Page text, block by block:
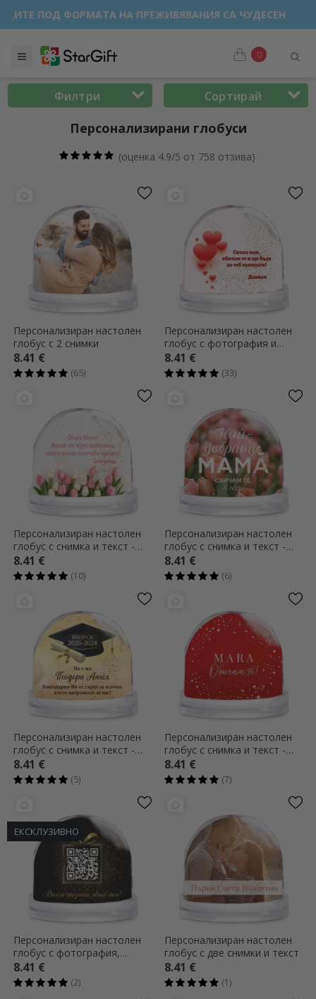
🌴 ДО -40% ОТСТЪПКА ЗА НАД 100
0
Филтри Сортирай
Персонализирани глобуси
(оценка 4.9/5 от 758 отзива)
Персонализиран настолен
глобус с 2 снимки
8.41 €
(65)
Персонализиран настолен
глобус с фотография и
текст - Декларация на
любовта
8.41 €
(33)
Персонализиран настолен
глобус с снимка и текст -
Прекарайте една прекрасна
пролет!
8.41 €
(10)
Персонализиран настолен
глобус с снимка и текст -
Най-добрата майка
8.41 €
(6)
Персонализиран настолен
глобус с снимка и текст -
Завършване
8.41 €
(5)
Персонализиран настолен
глобус с снимка и текст -
Обичам те!
8.41 €
(7)
ЕКСКЛУЗИВНО
Персонализиран настолен
глобус с фотография,
послание и QR код
8.41 €
(2)
Персонализиран настолен
глобус с две снимки и текст
8.41 €
(1)